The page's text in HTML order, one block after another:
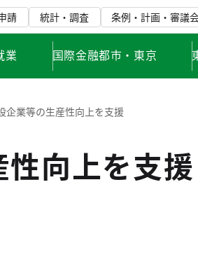
請 統計・調査 条例・計画・審議
業 国際金融都市・東京
企業等の生産性向上を支援
向上を支援